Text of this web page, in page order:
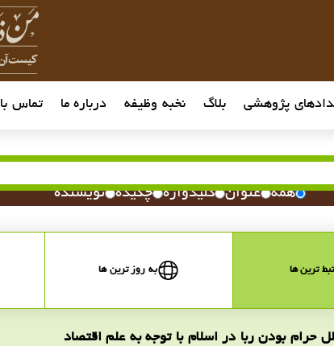
پژوهشی بلاگ نخبه وظیفه درباره ما تماس با
همه عنوان کلیدواژه چکیده نویسنده
ترین ها به روز ترین ها
حرام بودن ربا در اسلام با توجه به علم اقتصاد